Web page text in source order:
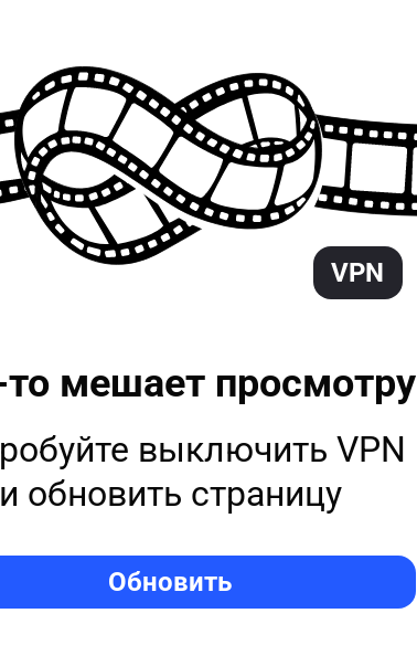
VPN
мешает просмотру
выключить VPN
и обновить страницу
Обновить